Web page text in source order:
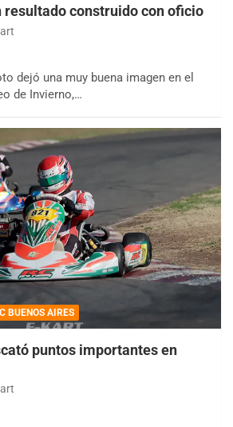
resultado construido con oficio
dejó una muy buena imagen en el
de Invierno,…
BUENOS AIRES
puntos importantes en